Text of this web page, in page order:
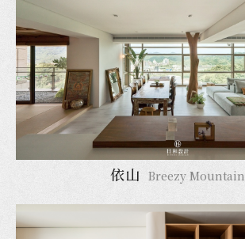
依山 Breezy Mountain